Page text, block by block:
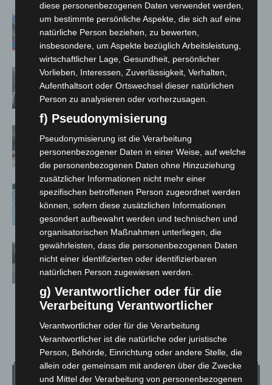
Mann läuft mit Hockeyschläger über
A7 – Polizei sucht Zeugen
Celle: Mensch stirbt bei Bagger-Unfall
auf Baustelle
Langenhagen beschädigt
Anklage nach Abschaltung von
„Archetyp Market“ erhoben
Hannover: Polizei stoppt 166
Trunkenheitsfahrten bei
Großkontrolle
Wetter
diese personenbezogenen Daten verwendet werden,
um bestimmte persönliche Aspekte, die sich auf eine
natürliche Person beziehen, zu bewerten,
insbesondere, um Aspekte bezüglich Arbeitsleistung,
wirtschaftlicher Lage, Gesundheit, persönlicher
Vorlieben, Interessen, Zuverlässigkeit, Verhalten,
Aufenthaltsort oder Ortswechsel dieser natürlichen
Person zu analysieren oder vorherzusagen.
f) Pseudonymisierung
Pseudonymisierung ist die Verarbeitung
personenbezogener Daten in einer Weise, auf welche
die personenbezogenen Daten ohne Hinzuziehung
zusätzlicher Informationen nicht mehr einer
spezifischen betroffenen Person zugeordnet werden
können, sofern diese zusätzlichen Informationen
gesondert aufbewahrt werden und technischen und
organisatorischen Maßnahmen unterliegen, die
gewährleisten, dass die personenbezogenen Daten
nicht einer identifizierten oder identifizierbaren
natürlichen Person zugewiesen werden.
g) Verantwortlicher oder für die
Verarbeitung Verantwortlicher
Verantwortlicher oder für die Verarbeitung
Verantwortlicher ist die natürliche oder juristische
Person, Behörde, Einrichtung oder andere Stelle, die
allein oder gemeinsam mit anderen über die Zwecke
und Mittel der Verarbeitung von personenbezogenen